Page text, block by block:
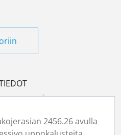
2456.26 avulla